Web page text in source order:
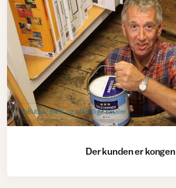
Butikk, bank og offentlige lokaler
Der kunden er kongen